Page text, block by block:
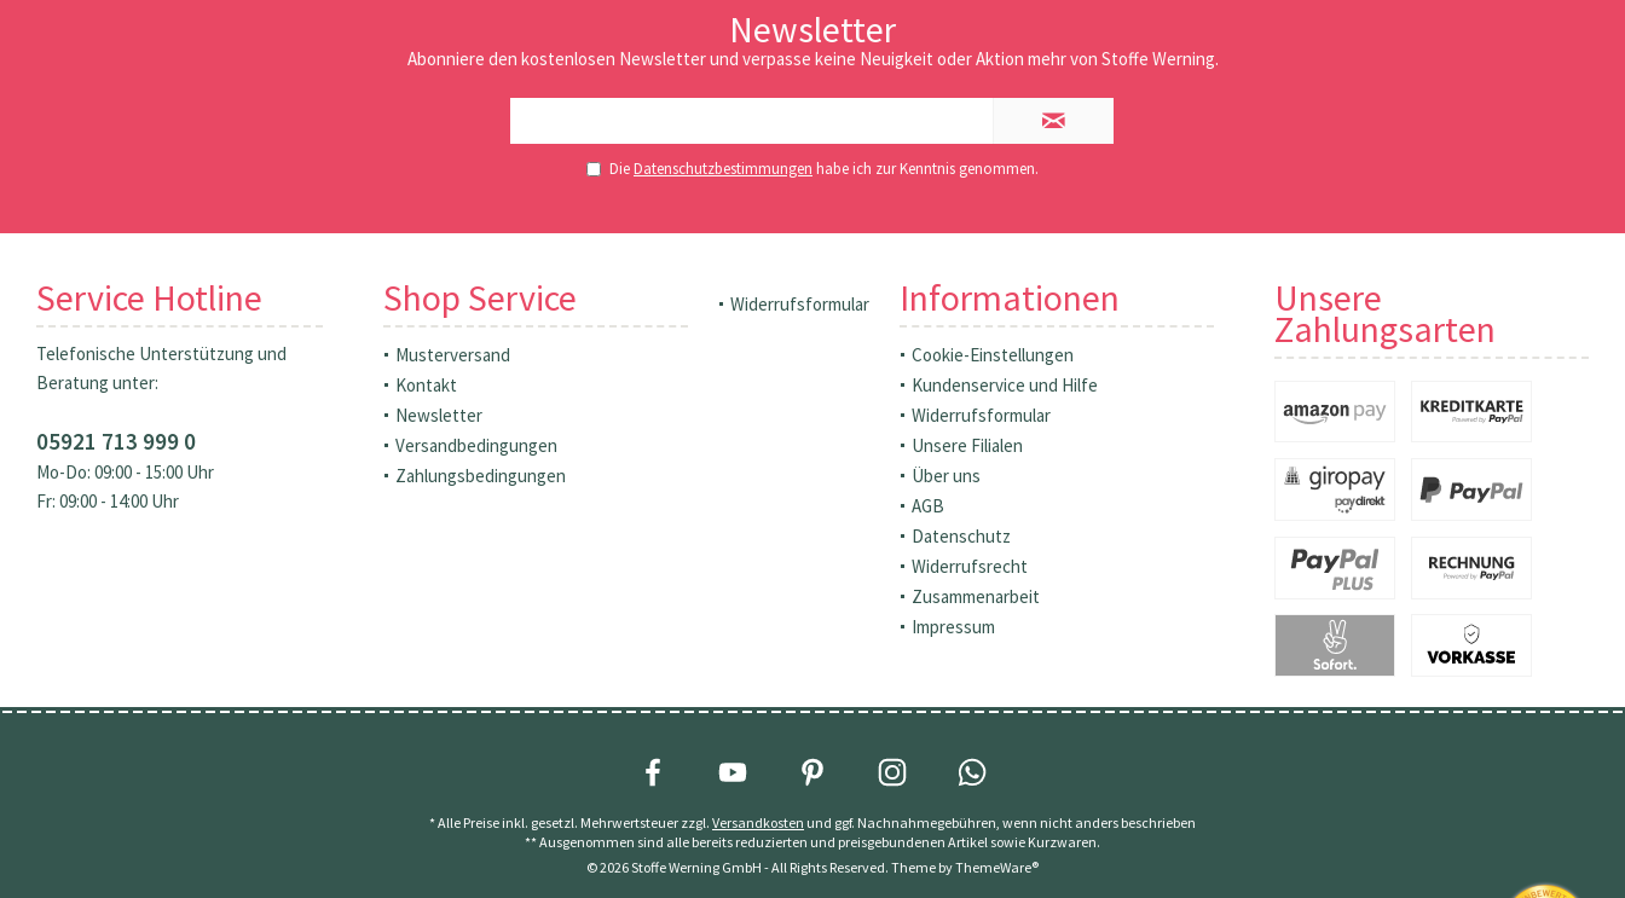
Newsletter
Abonniere den kostenlosen Newsletter und verpasse keine Neuigkeit oder Aktion mehr von Stoffe Werning.
DieDatenschutzbestimmungen habe ich zur Kenntnis genommen.
Service Hotline
Telefonische Unterstützung und
Beratung unter:
05921 713 999 0
Mo-Do: 09:00 - 15:00 Uhr
Fr: 09:00 - 14:00 Uhr
Shop Service
Musterversand
Kontakt
Newsletter
Versandbedingungen
Zahlungsbedingungen
Widerrufsformular Informationen
Cookie-Einstellungen
Kundenservice und Hilfe
Widerrufsformular
Unsere Filialen
Über uns
AGB
Datenschutz
Widerrufsrecht
Zusammenarbeit
Impressum
Unsere
Zahlungsarten
* Alle Preise inkl. gesetzl. Mehrwertsteuer zzgl. Versandkosten und ggf. Nachnahmegebühren, wenn nicht anders beschrieben
** Ausgenommen sind alle bereits reduzierten und preisgebundenen Artikel sowie Kurzwaren.
© 2026 Stoffe Werning GmbH - All Rights Reserved. Theme byThemeWare®